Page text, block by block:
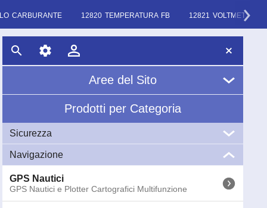
CARBURANTE 12820 TEMPERATURA FB 12821 VOLTMETRO
Aree del Sito
Chi Siamo
News
Glossario
Prodotti per Categoria
Sicurezza
VHF
VHF Marini Portatili e Fissi
EPIRB
EPIRB GME Radio Boe di Emergenza COSPAS-
Navigazione
GPS Nautici
GPS Nautici e Plotter Cartografici Multifunzione